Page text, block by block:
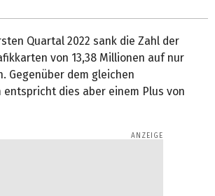
Quartal 2022 sank die Zahl der
von 13,38 Millionen auf nur
Gegenüber dem gleichen
dies aber einem Plus von